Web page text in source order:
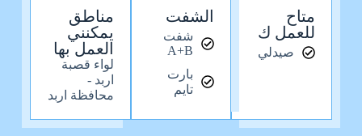
متاح
للعمل ك
صيدلي
الشفت
شفت
A+B
بارت
تايم
مناطق
يمكنني
العمل بها
لواء قصبة
اربد -
محافظة اربد